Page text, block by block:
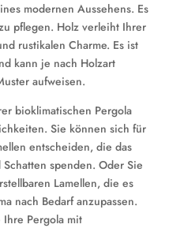
modernen Aussehens. Es
pflegen. Holz verleiht Ihrer
rustikalen Charme. Es ist
kann je nach Holzart
aufweisen.
bioklimatischen Pergola
Sie können sich für
entscheiden, die das
spenden. Oder Sie
Lamellen, die es
nach Bedarf anzupassen.
Pergola mit